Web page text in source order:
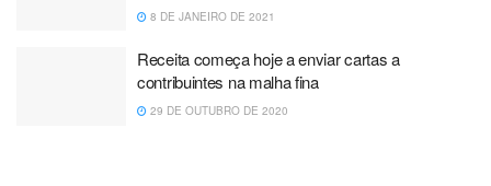
8 DE JANEIRO DE 2021
Receita começa hoje a enviar cartas a
contribuintes na malha fina
29 DE OUTUBRO DE 2020